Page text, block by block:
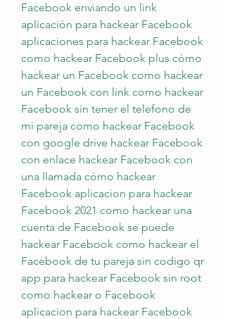
Facebook enviando un link
aplicación para hackear Facebook
aplicaciones para hackear Facebook
como hackear Facebook plus cómo
hackear un Facebook como hackear
un Facebook con link como hackear
Facebook sin tener el telefono de
mi pareja como hackear Facebook
con google drive hackear Facebook
con enlace hackear Facebook con
una llamada cómo hackear
Facebook aplicacion para hackear
Facebook 2021 como hackear una
cuenta de Facebook se puede
hackear Facebook como hackear el
Facebook de tu pareja sin codigo qr
app para hackear Facebook sin root
como hackear o Facebook
aplicacion para hackear Facebook